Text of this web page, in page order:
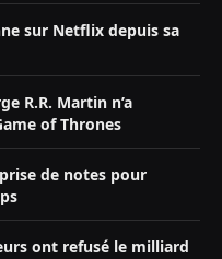
sur Netflix depuis sa
R.R. Martin n’a
of Thrones
de notes pour
ont refusé le milliard